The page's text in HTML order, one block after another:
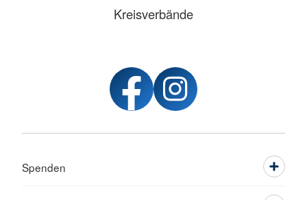
Kreisverbände
Spenden